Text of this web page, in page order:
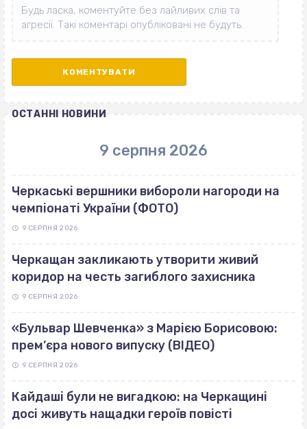
ОСТАННІ НОВИНИ
9 серпня 2026
Черкаські вершники вибороли нагороди на
чемпіонаті України (ФОТО)
9 СЕРПНЯ 2026
Черкащан закликають утворити живий
коридор на честь загиблого захисника
9 СЕРПНЯ 2026
«Бульвар Шевченка» з Марією Борисовою:
прем’єра нового випуску (ВІДЕО)
9 СЕРПНЯ 2026
Кайдаші були не вигадкою: на Черкащині
досі живуть нащадки героїв повісті